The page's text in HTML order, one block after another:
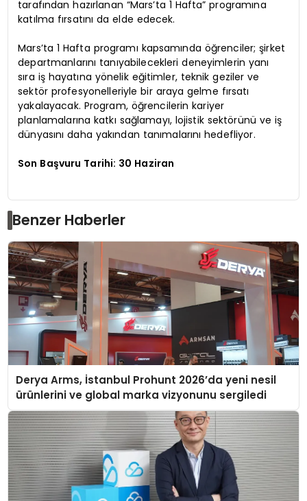
tarafından hazırlanan “Mars’ta 1 Hafta” programına
katılma fırsatını da elde edecek.
Mars’ta 1 Hafta programı kapsamında öğrenciler; şirket
departmanlarını tanıyabilecekleri deneyimlerin yanı
sıra iş hayatına yönelik eğitimler, teknik geziler ve
sektör profesyonelleriyle bir araya gelme fırsatı
yakalayacak. Program, öğrencilerin kariyer
planlamalarına katkı sağlamayı, lojistik sektörünü ve iş
dünyasını daha yakından tanımalarını hedefliyor.
Son Başvuru Tarihi: 30 Haziran
Benzer Haberler
Derya Arms, İstanbul Prohunt 2026’da yeni nesil
ürünlerini ve global marka vizyonunu sergiledi